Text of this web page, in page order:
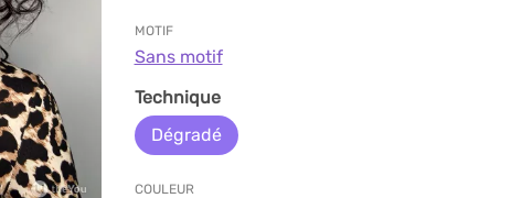
MOTIF
Sans motif
Technique
Dégradé
COULEUR